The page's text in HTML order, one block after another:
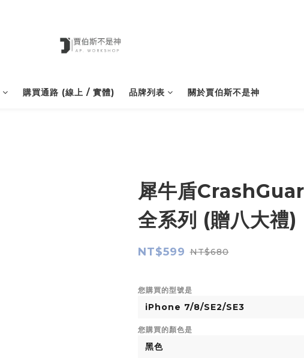
購買通路 (線上 / 實體) 品牌列表 關於賈伯斯不是神
犀牛盾
全系列 (贈八大禮)
NT$599 NT$680
您購買的型號是
您購買的顏色是